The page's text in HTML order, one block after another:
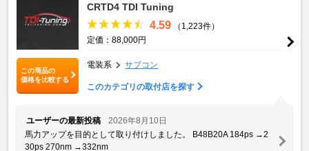
この商品の
価格を比較する
CRTD4 TDI Tuning
4.59
（1,223件）
定価：88,000円
電装系 サブコン
このカテゴリの取付店を探す
ユーザーの最新投稿
2026年8月10日
馬力アップを目的として取り付けしました。 B48B20A 184ps →2
30ps 270nm →332nm